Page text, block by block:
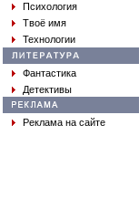
Психология
Твоё имя
Технологии
Фантастика
Детективы
Реклама на сайте